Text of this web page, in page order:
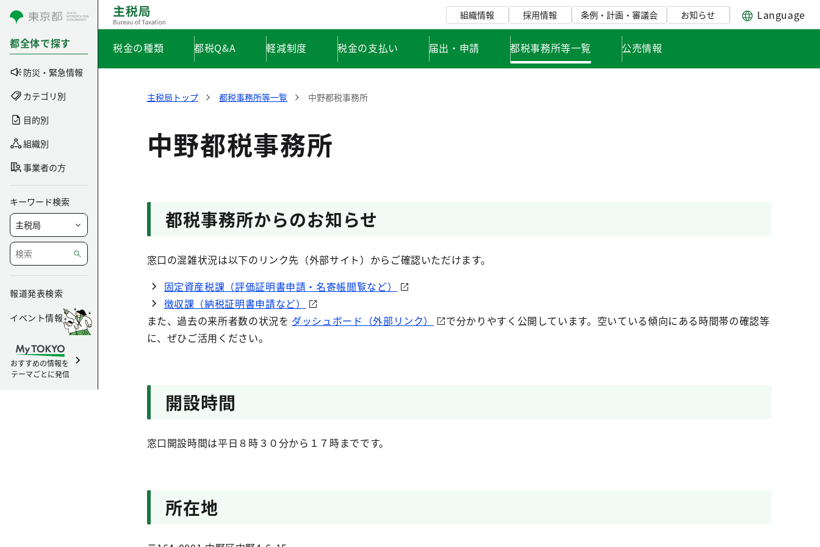
コンテンツにスキップ
都全体で探す
防災・緊急情報
カテゴリ別
目的別
組織別
事業者の方
キーワード検索
報道発表検索
イベント情報
おすすめの情報を
テーマごとに発信
組織情報 採用情報 条例・計画・審議会 お知らせ Language
税金の種類 都税Q&A 軽減制度 税金の支払い 届出・申請 都税事務所等一覧 公売情報
主税局トップ 都税事務所等一覧 中野都税事務所
中野都税事務所
都税事務所からのお知らせ
窓口の混雑状況は以下のリンク先（外部サイト）からご確認いただけます。
固定資産税課（評価証明書申請・名寄帳閲覧など）
徴収課（納税証明書申請など）
また、過去の来所者数の状況を ダッシュボード（外部リンク）
で分かりやすく公開しています。空いている傾向にある時間帯の確認等
に、ぜひご活用ください。
開設時間
窓口開設時間は平日８時３０分から１７時までです。
所在地